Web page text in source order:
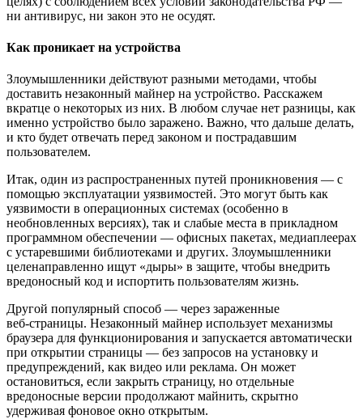
ни антивирус, ни закон это не осудят.
Как проникает на устройства
Злоумышленники действуют разными методами, чтобы
доставить незаконный майнер на устройство. Расскажем
вкратце о некоторых из них. В любом случае нет разницы, как
именно устройство было заражено. Важно, что дальше делать,
и кто будет отвечать перед законом и пострадавшим
пользователем.
Итак, один из распространенных путей проникновения — с
помощью эксплуатации уязвимостей. Это могут быть как
уязвимости в операционных системах (особенно в
необновленных версиях), так и слабые места в прикладном
программном обеспечении — офисных пакетах, медиаплеерах
с устаревшими библиотеками и других. Злоумышленники
целенаправленно ищут «дыры» в защите, чтобы внедрить
вредоносный код и испортить пользователям жизнь.
Другой популярный способ — через зараженные
веб‑страницы. Незаконный майнер использует механизмы
браузера для функционирования и запускается автоматически
при открытии страницы — без запросов на установку и
предупреждений, как видео или реклама. Он может
остановиться, если закрыть страницу, но отдельные
вредоносные версии продолжают майнить, скрытно
удерживая фоновое окно открытым.